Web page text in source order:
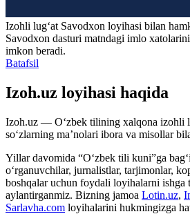
Izohli lugʻat Savodxon loyihasi bilan
Savodxon dasturi matndagi imlo
imkon beradi.
Batafsil
Izoh.uz loyihasi haqida
Izoh.uz — O‘zbek tilining xalqona izohli
so‘zlarning ma’nolari ibora va misollar
Yillar davomida “O‘zbek tili kuni”ga
o‘rganuvchilar, jurnalistlar, tarjimonlar,
boshqalar uchun foydali loyihalarni ishga
aylantirganmiz. Bizning jamoa Lotin.uz,
Sarlavha.com loyihalarini hukmingizga